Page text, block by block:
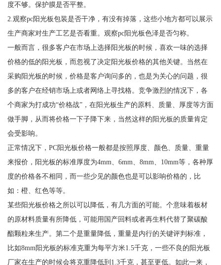
度不够。保护膜是否平整。
2.观察pc阳光板包装是否干净，有没有掉落，这些小地方都可以展示
生产商家对生产工艺是否看重。观察pc阳光板色泽是否匀称。
一般而言，很多客户在市场上选择阳光板的时候，喜欢一味的选择
价格的低的阳光板，而忽视了决定阳光板价格的其他关键。当然在
采购阳光板的时候，价格是客户询问多的，也是为关心的问题，很
多的客户在经销市场上或者网络上寻找格。竞争激烈的情况下，各
个商家为打成功“价格战”，在阳光板生产的原料、质量、厚度等方面
做手脚，从而将价格一下子降下来，当然这样的阳光板的质量肯定
会受影响。
正常情况下，PC阳光板价格一般都是按照厚度、颜色、质量、重量
来报价，阳光板的标准厚度为4mm、6mm、8mm、10mm等，各种厚
度的价格各不相同，而一些少见的颜色也是可以影响价格的，比
如：橙、红色等等。
某些阳光板价格之所以可以降低，有几方面的可能。个意味着板材
的原材料质量有所降低，可能用国产回料或者再生料代替了聚碳酸
酯颗粒来生产。第二个是重量降低，重量是内行的关键评判标准，
比如8mm阳光板的标准克重为每平方米1.5千克，一些不良的阳光板
厂家在生产的时候会将克重降低到1.3千克，甚至更低。如此一来，